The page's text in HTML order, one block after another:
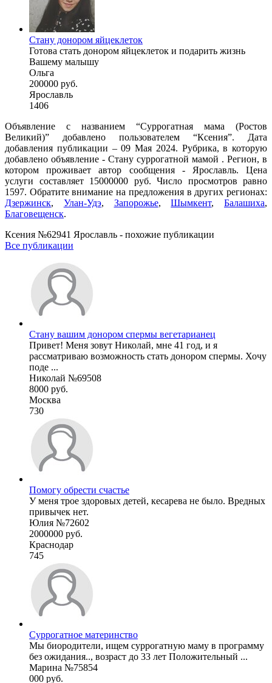
Стану донором яйцеклеток
Готова стать донором яйцеклеток и подарить жизнь
Вашему малышу
Ольга
200000 руб.
Ярославль
1406
Объявление с названием “Суррогатная мама (Ростов
Великий)” добавлено пользователем “Ксения”. Дата
добавления публикации – 09 Мая 2024. Рубрика, в которую
добавлено объявление - Cтану суррогатной мамой . Регион, в
котором проживает автор сообщения - Ярославль. Цена
услуги составляет 15000000 руб. Число просмотров равно
1597. Обратите внимание на предложения в других регионах:
Дзержинск, Улан-Удэ, Запорожье,Шымкент, Балашиха,
Благовещенск.
Ксения №62941 Ярославль - похожие публикации
Все публикации
Стану вашим донором спермы вегетарианец
Привет! Меня зовут Николай, мне 41 год, и я
рассматриваю возможность стать донором спермы. Хочу
поде ...
Николай №69508
8000 руб.
Москва
730
Помогу обрести счастье
У меня трое здоровых детей, кесарева не было. Вредных
привычек нет.
Юлия №72602
2000000 руб.
Краснодар
745
Суррогатное материнство
Мы биородители, ищем суррогатную маму в программу
без ожидания.., возраст до 33 лет Положительный ...
Марина №75854
000 руб.